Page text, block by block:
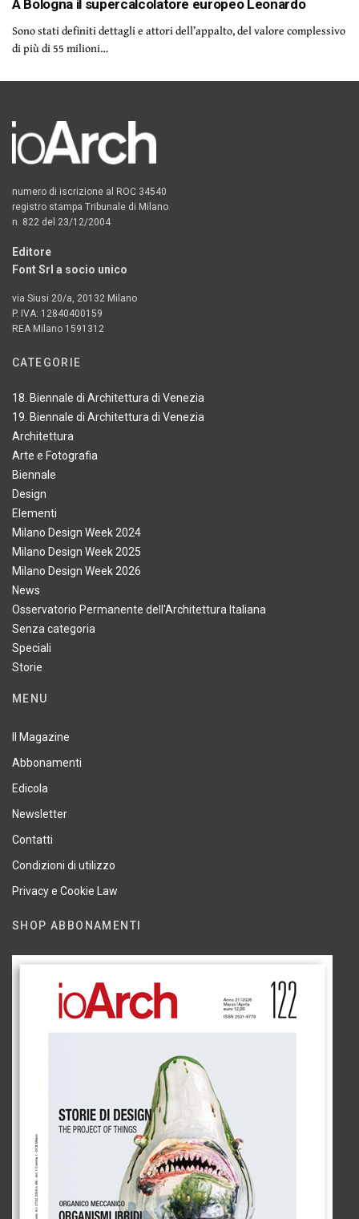
A Bologna il supercalcolatore europeo Leonardo
Sono stati definiti dettagli e attori dell’appalto, del valore complessivo
di più di 55 milioni…
numero di iscrizione al ROC 34540
registro stampa Tribunale di Milano
n. 822 del 23/12/2004
Editore
Font Srl a socio unico
via Siusi 20/a, 20132 Milano
P. IVA: 12840400159
REA Milano 1591312
CATEGORIE
18. Biennale di Architettura di Venezia
19. Biennale di Architettura di Venezia
Architettura
Arte e Fotografia
Biennale
Design
Elementi
Milano Design Week 2024
Milano Design Week 2025
Milano Design Week 2026
News
Osservatorio Permanente dell'Architettura Italiana
Senza categoria
Speciali
Storie
MENU
Il Magazine
Abbonamenti
Edicola
Newsletter
Contatti
Condizioni di utilizzo
Privacy e Cookie Law
SHOP ABBONAMENTI